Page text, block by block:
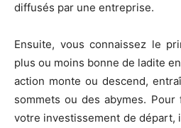
diffusés par une entreprise.
Ensuite, vous connaissez le
plus ou moins bonne de ladite
action monte ou descend,
sommets ou des abymes.
votre investissement de départ,